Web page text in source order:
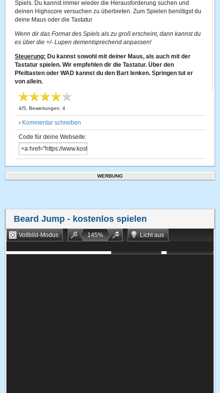
Spiels. Du kannst immer wieder die Herausforderung suchen und
deinen Highscore versuchen zu überbieten. Zum Spielen benötigst du
deine Maus oder die Tastatur.
Wenn dir das Format des Spiels als zu groß erscheint, dann kannst du
es über die +/- Lupen dementsprechend anpassen!
Steuerung: Du kannst sowohl mit deiner Maus, als auch mit der
Tastatur spielen. Wir empfehlen dir die Tastatur. Über den
Pfeiltasten oder WAD kannst du den Bart lenken. Springen tut er
von allein.
4/5 , Bewertungen:4
› Kommentar schreiben
Code für deine Webseite:
WERBUNG
Beard Jump - kostenlos spielen
Vollbild-Modus 145%
Licht aus